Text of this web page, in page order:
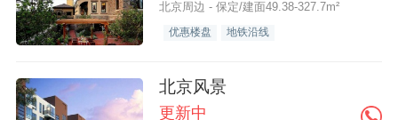
北京周边 - 保定/建面49.38-327.7m²
优惠楼盘 地铁沿线
北京风景
更新中